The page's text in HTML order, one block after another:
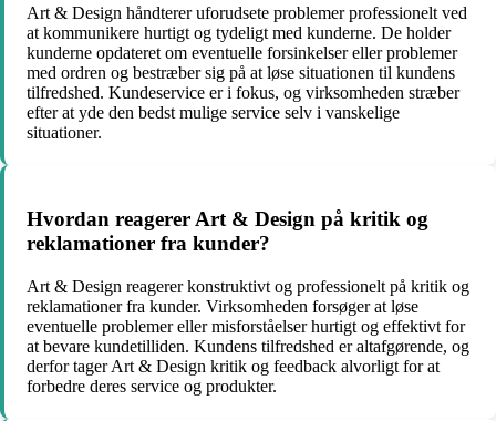
Art & Design håndterer uforudsete problemer professionelt ved
at kommunikere hurtigt og tydeligt med kunderne. De holder
kunderne opdateret om eventuelle forsinkelser eller problemer
med ordren og bestræber sig på at løse situationen til kundens
tilfredshed. Kundeservice er i fokus, og virksomheden stræber
efter at yde den bedst mulige service selv i vanskelige
situationer.
Hvordan reagerer Art & Design på kritik og
reklamationer fra kunder?
Art & Design reagerer konstruktivt og professionelt på kritik og
reklamationer fra kunder. Virksomheden forsøger at løse
eventuelle problemer eller misforståelser hurtigt og effektivt for
at bevare kundetilliden. Kundens tilfredshed er altafgørende, og
derfor tager Art & Design kritik og feedback alvorligt for at
forbedre deres service og produkter.